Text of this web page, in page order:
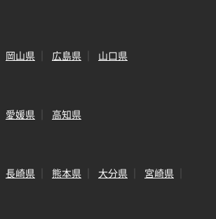
岡山県 広島県 山口県
愛媛県 高知県
長崎県 熊本県 大分県
宮崎県